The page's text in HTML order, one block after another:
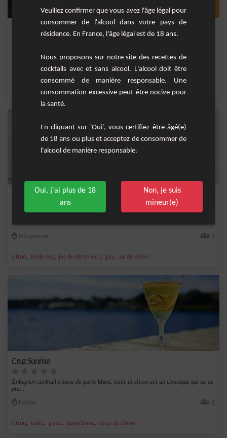
Gin Tonic Yuzu
agrume aci...
citron ,tonic,citron jaune,jus de yuzu
White Lady
Moyenne 1
citron, triple sec, jus de citron vert, gin, jus de citron
Cruz Sunrise
&nbsp;Un cocktail a base de porto blanc, tonic et citron est un classique qui ne se
pre...
Facile 1
citron, tonic, glace, porto blanc, sirop de citron
Veuillez confirmer que vous avez l'âge légal pour
consommer de l'alcool dans votre pays de
résidence. En France, l'âge légal est de 18 ans.
Nous proposons sur notre site des recettes de
cocktails avec et sans alcool. L'alcool doit être
consommé de manière responsable. Une
consommation excessive peut être nocive pour
la santé.
En cliquant sur 'Oui', vous certifiez être âgé(e)
de 18 ans ou plus et acceptez de consommer de
l'alcool de manière responsable.
Oui, j'ai plus de 18
ans
Non, je suis
mineur(e)